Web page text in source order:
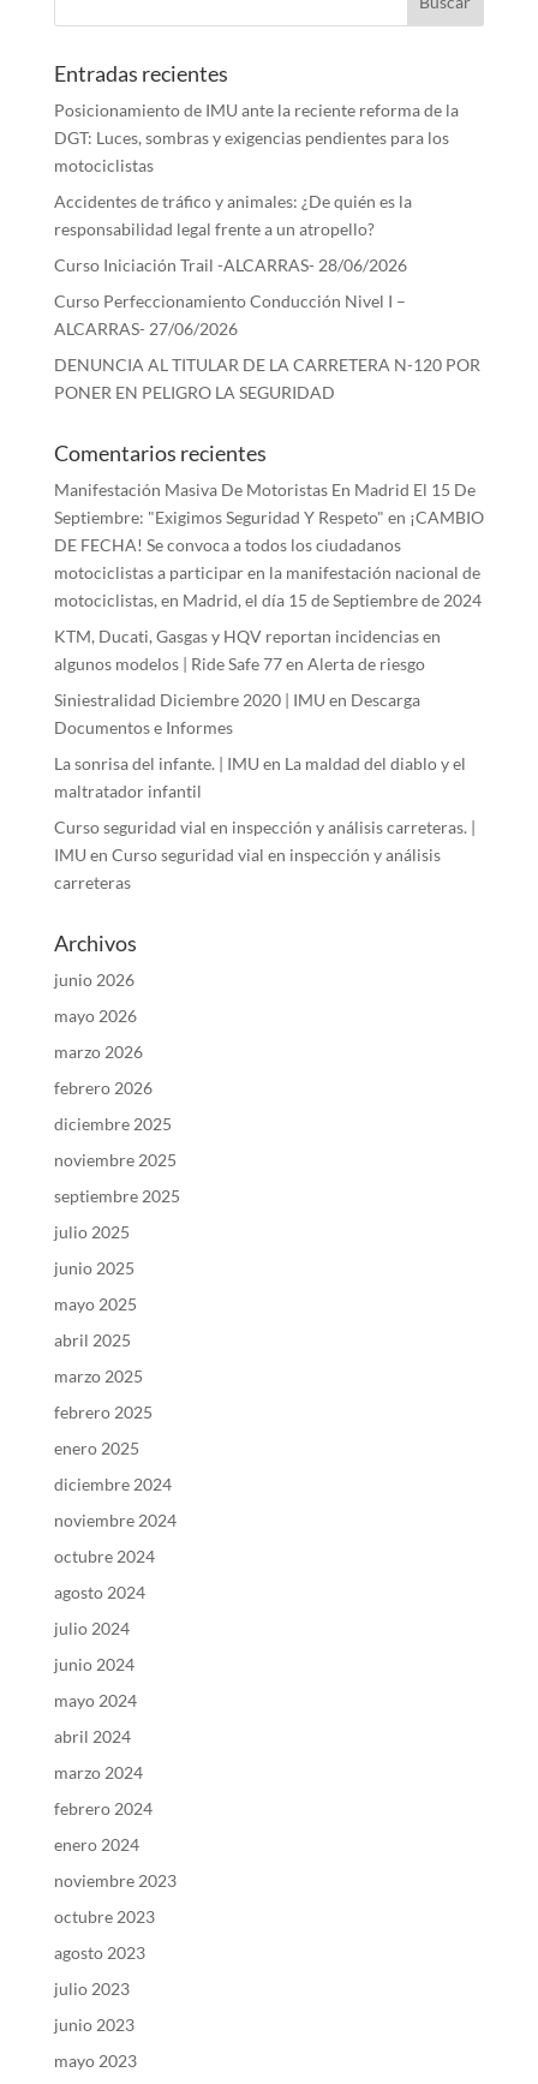
Entradas recientes
Posicionamiento de IMU ante la reciente reforma de la
DGT: Luces, sombras y exigencias pendientes para los
motociclistas
Accidentes de tráfico y animales: ¿De quién es la
responsabilidad legal frente a un atropello?
Curso Iniciación Trail -ALCARRAS- 28/06/2026
Curso Perfeccionamiento Conducción Nivel I –
ALCARRAS- 27/06/2026
DENUNCIA AL TITULAR DE LA CARRETERA N-120 POR
PONER EN PELIGRO LA SEGURIDAD
Comentarios recientes
Manifestación Masiva De Motoristas En Madrid El 15 De
Septiembre: "Exigimos Seguridad Y Respeto" en ¡CAMBIO
DE FECHA! Se convoca a todos los ciudadanos
motociclistas a participar en la manifestación nacional de
motociclistas, en Madrid, el día 15 de Septiembre de 2024
KTM, Ducati, Gasgas y HQV reportan incidencias en
algunos modelos | Ride Safe 77en Alerta de riesgo
Siniestralidad Diciembre 2020 | IMU en Descarga
Documentos e Informes
La sonrisa del infante. | IMU en La maldad del diablo y el
maltratador infantil
Curso seguridad vial en inspección y análisis carreteras. |
IMU en Curso seguridad vial en inspección y análisis
carreteras
Archivos
junio 2026
mayo 2026
marzo 2026
febrero 2026
diciembre 2025
noviembre 2025
septiembre 2025
julio 2025
junio 2025
mayo 2025
abril 2025
marzo 2025
febrero 2025
enero 2025
diciembre 2024
noviembre 2024
octubre 2024
agosto 2024
julio 2024
junio 2024
mayo 2024
abril 2024
marzo 2024
febrero 2024
enero 2024
noviembre 2023
octubre 2023
agosto 2023
julio 2023
junio 2023
mayo 2023